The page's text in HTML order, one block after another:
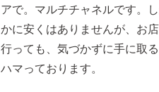
アで。マルチチャネルです。
かに安くはありませんが、お
行っても、気づかずに手に取
ハマっております。